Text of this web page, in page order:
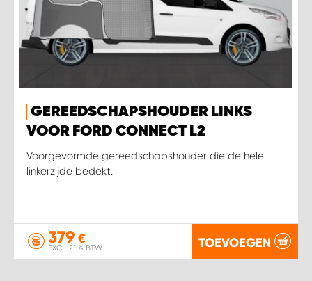
GEREEDSCHAPSHOUDER LINKS
VOOR FORD CONNECT L2
Voorgevormde gereedschapshouder die de hele
linkerzijde bedekt.
379 €
EXCL. 21 % BTW TOEVOEGEN